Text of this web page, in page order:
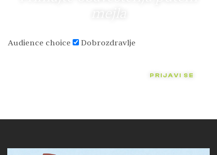
Audience choice Dobrozdravlje
PRIJAVI SE